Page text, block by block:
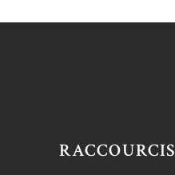
RACCOURCIS